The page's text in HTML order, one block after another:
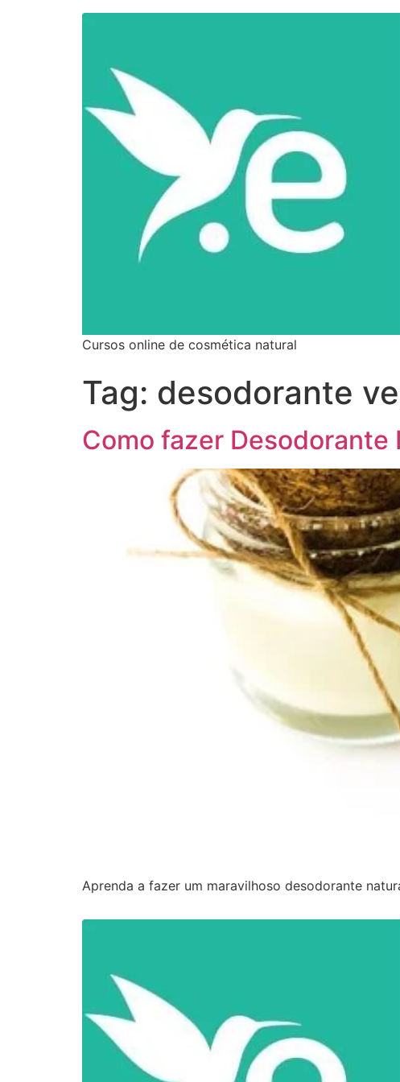
Cursos online de cosmética natural
Tag: desodorante
Como fazer Desodorante
Aprenda a fazer um maravilhoso desodorante